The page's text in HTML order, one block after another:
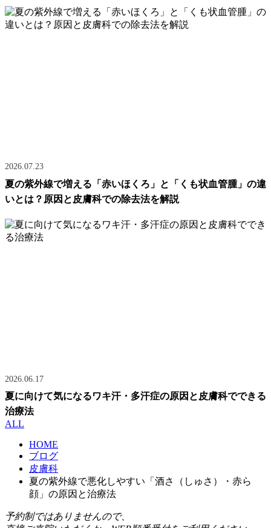
2026.07.23
夏の紫外線で増える「赤いほくろ」と「くも状血管腫」の違
いとは？原因と皮膚科での除去法を解説
2026.06.17
夏に向けて気になるワキ汗・多汗症の原因と皮膚科でできる
治療法
ALL
HOME
ブログ
皮膚科
夏の紫外線で悪化しやすい「酒さ（しゅさ）・赤ら
顔」の原因と治療法
予約制ではありませんので、